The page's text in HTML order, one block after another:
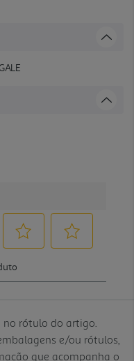
rótulo do artigo.
e/ou rótulos,
que acompanha o